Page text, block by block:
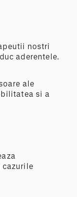
nostri
aderentele.
ale
si a
cazurile